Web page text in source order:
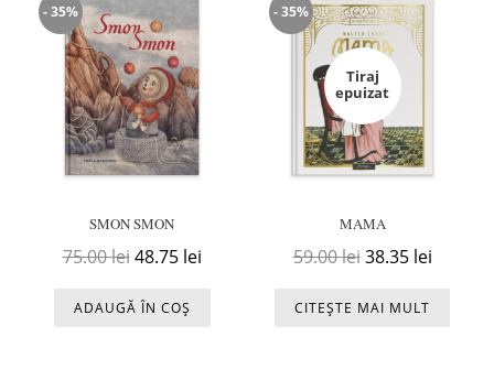
- 35%
SMON SMON
75.00lei Prețul inițial a fost: 75.00 lei.
48.75 leiPrețul curent este: 48.75 lei.
ADAUGĂ ÎN COȘ
- 35%
Tiraj
epuizat
MAMA
59.00lei Prețul inițial a
38.35 leiPrețul
CITEȘTE MAI MULT